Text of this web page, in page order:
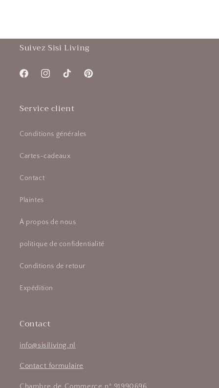
Suivez Sisi Living
FacebookInstagramTikTok Pinterest
Service client
Conditions générales
Cartes-cadeaux
Contact
Plaintes
À propos de nous
politique de confidentialité
Conditions de retour
Expédition
Contact
info@sisiliving.nl
Contact formulaire